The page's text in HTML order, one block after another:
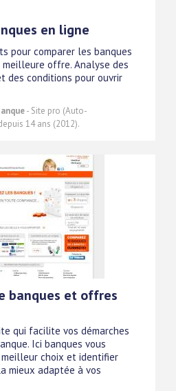
en ligne
pour comparer les banques
offre. Analyse des
des conditions pour ouvrir
- Site pro (Auto-
14 ans (2012).
banques et offres
qui facilite vos démarches
Ici banques vous
choix et identifier
mieux adaptée à vos